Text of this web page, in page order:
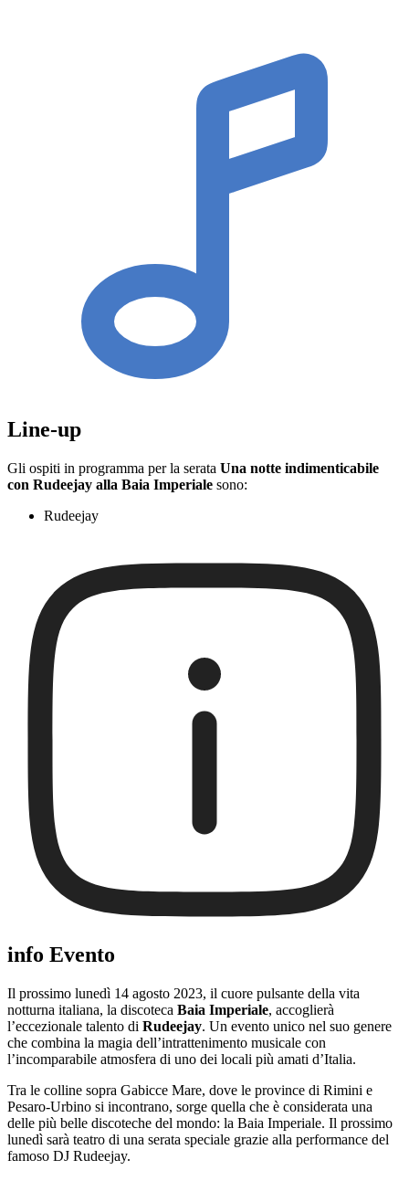
Line-up
Gli ospiti in programma per la serata Una notte indimenticabile
con Rudeejay alla Baia Imperiale sono:
Rudeejay
info Evento
Il prossimo lunedì 14 agosto 2023, il cuore pulsante della vita
notturna italiana, la discoteca Baia Imperiale, accoglierà
l’eccezionale talento di Rudeejay. Un evento unico nel suo genere
che combina la magia dell’intrattenimento musicale con
l’incomparabile atmosfera di uno dei locali più amati d’Italia.
Tra le colline sopra Gabicce Mare, dove le province di Rimini e
Pesaro-Urbino si incontrano, sorge quella che è considerata una
delle più belle discoteche del mondo: la Baia Imperiale. Il prossimo
lunedì sarà teatro di una serata speciale grazie alla performance del
famoso DJ Rudeejay.